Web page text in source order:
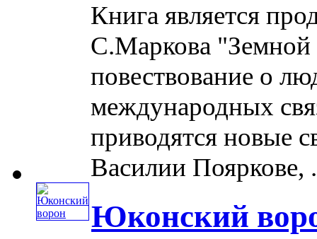
Книга является
С.Маркова
повествование о
международных
приводятся новые
Василии Пояркове,
Юконский